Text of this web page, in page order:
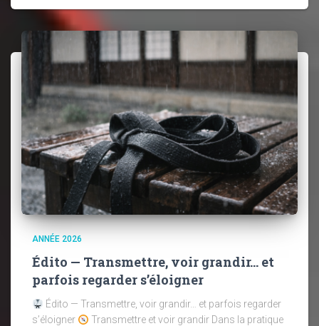
ANNÉE 2026
Édito — Transmettre, voir grandir… et
parfois regarder s’éloigner
Édito — Transmettre, voir grandir… et parfois regarder
s’éloigner
Transmettre et voir grandir Dans la pratique